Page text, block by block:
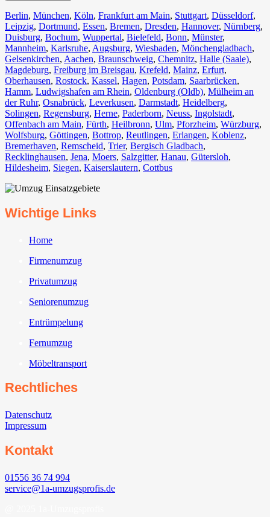
Berlin⁠, München, Köln⁠, Frankfurt am Main, Stuttgart, Düsseldorf,
Leipzig, Dortmund, Essen, Bremen, Dresden, Hannover, Nürnberg,
Duisburg⁠, Bochum, Wuppertal⁠, Bielefeld⁠, Bonn⁠, Münster⁠,
Mannheim, Karlsruhe, Augsburg, Wiesbaden⁠, Mönchengladbach⁠,
Gelsenkirchen⁠, Aachen⁠, Braunschweig, Chemnitz⁠, Halle (Saale)⁠,
Magdeburg, Freiburg im Breisgau⁠, Krefeld⁠, Mainz⁠, Erfurt,
Oberhausen⁠, Rostock⁠, Kassel⁠, Hagen, Potsdam, Saarbrücken⁠,
Hamm, Ludwigshafen am Rhein⁠, Oldenburg (Oldb), Mülheim an
der Ruhr, Osnabrück⁠, Leverkusen, Darmstadt⁠, Heidelberg,
Solingen, Regensburg, Herne⁠, Paderborn, Neuss, Ingolstadt,
Offenbach am Main, Fürth⁠, Heilbronn, Ulm⁠, Pforzheim, Würzburg,
Wolfsburg⁠, Göttingen, Bottrop, Reutlingen, Erlangen⁠, Koblenz,
Bremerhaven⁠, Remscheid, Trier⁠, Bergisch Gladbach,
Recklinghausen, Jena⁠, Moers⁠, Salzgitter⁠, Hanau, Gütersloh,
Hildesheim⁠, Siegen⁠, Kaiserslautern⁠, Cottbus⁠
Wichtige Links
Home
Firmenumzug
Privatumzug
Seniorenumzug
Entrümpelung
Fernumzug
Möbeltransport
Rechtliches
Datenschutz
Impressum
Kontakt
01556 36 74 994
service@1a-umzugsprofis.de